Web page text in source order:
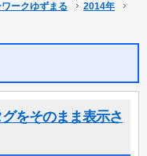
ークゆずまる
2014年
をそのまま表示さ